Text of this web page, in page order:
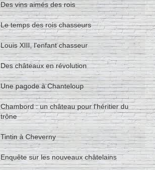
Des vins aimés des rois
Le temps des rois chasseurs
Louis XIII, l'enfant chasseur
Des châteaux en révolution
Une pagode à Chanteloup
Chambord : un château pour l'héritier du
trône
Tintin à Cheverny
Enquête sur les nouveaux châtelains